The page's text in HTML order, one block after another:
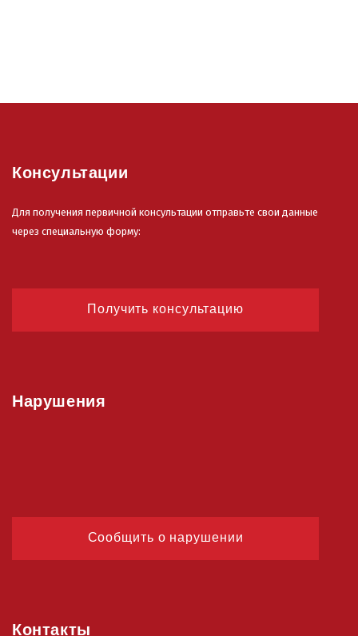
Консультации
Для получения первичной консультации отправьте свои данные
через специальную форму:
Получить консультацию
Нарушения
Сообщить о нарушении
Контакты